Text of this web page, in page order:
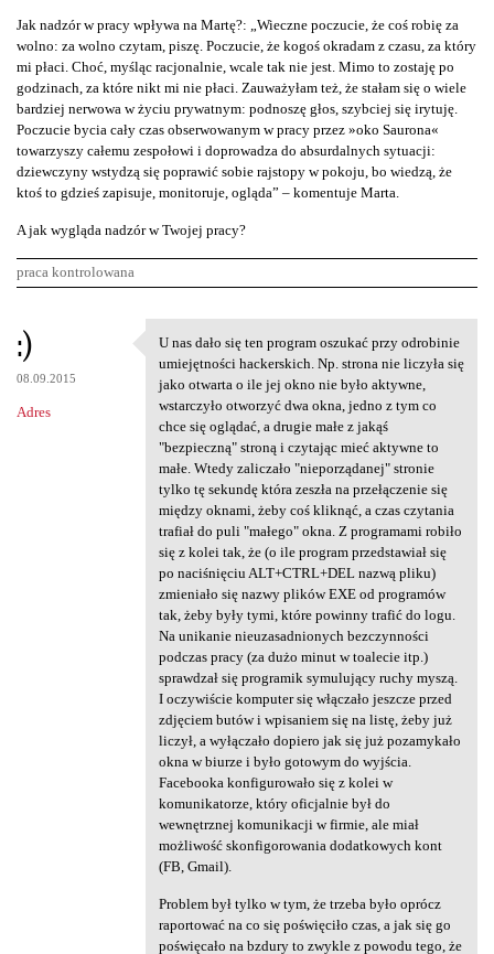
Jak nadzór w pracy wpływa na Martę?: „Wieczne poczucie, że coś robię za
wolno: za wolno czytam, piszę. Poczucie, że kogoś okradam z czasu, za który
mi płaci. Choć, myśląc racjonalnie, wcale tak nie jest. Mimo to zostaję po
godzinach, za które nikt mi nie płaci. Zauważyłam też, że stałam się o wiele
bardziej nerwowa w życiu prywatnym: podnoszę głos, szybciej się irytuję.
Poczucie bycia cały czas obserwowanym w pracy przez »oko Saurona«
towarzyszy całemu zespołowi i doprowadza do absurdalnych sytuacji:
dziewczyny wstydzą się poprawić sobie rajstopy w pokoju, bo wiedzą, że
ktoś to gdzieś zapisuje, monitoruje, ogląda” – komentuje Marta.
A jak wygląda nadzór w Twojej pracy?
praca kontrolowana
K
o
m
e
:)
08.09.2015
Adres
U nas dało się ten program
U nas dało się ten program oszukać przy odrobinie
umiejętności hackerskich. Np. strona nie liczyła się
jako otwarta o ile jej okno nie było aktywne,
wstarczyło otworzyć dwa okna, jedno z tym co
chce się oglądać, a drugie małe z jakąś
"bezpieczną" stroną i czytając mieć aktywne to
małe. Wtedy zaliczało "nieporządanej" stronie
tylko tę sekundę która zeszła na przełączenie się
między oknami, żeby coś kliknąć, a czas czytania
trafiał do puli "małego" okna. Z programami robiło
się z kolei tak, że (o ile program przedstawiał się
po naciśnięciu ALT+CTRL+DEL nazwą pliku)
zmieniało się nazwy plików EXE od programów
tak, żeby były tymi, które powinny trafić do logu.
Na unikanie nieuzasadnionych bezczynności
podczas pracy (za dużo minut w toalecie itp.)
sprawdzał się programik symulujący ruchy myszą.
I oczywiście komputer się włączało jeszcze przed
zdjęciem butów i wpisaniem się na listę, żeby już
liczył, a wyłączało dopiero jak się już pozamykało
okna w biurze i było gotowym do wyjścia.
Facebooka konfigurowało się z kolei w
komunikatorze, który oficjalnie był do
wewnętrznej komunikacji w firmie, ale miał
możliwość skonfigorowania dodatkowych kont
(FB, Gmail).
Problem był tylko w tym, że trzeba było oprócz
raportować na co się poświęciło czas, a jak się go
poświęcało na bzdury to zwykle z powodu tego, że